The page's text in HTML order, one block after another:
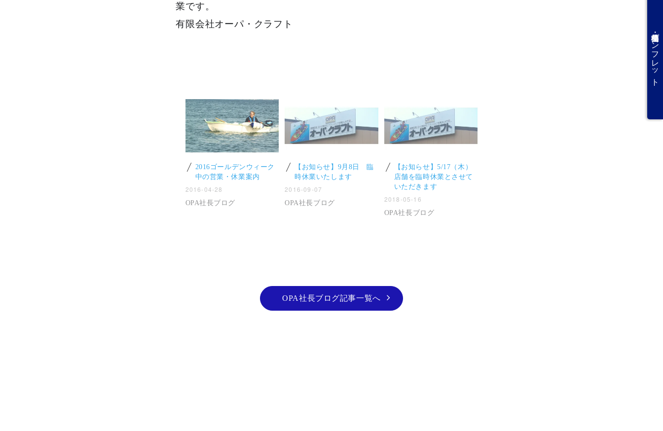
価格見積書・パンフレット
業です。
有限会社オーパ・クラフト
2016ゴールデンウィーク
中の営業・休業案内
2016-04-28
OPA社長ブログ
【お知らせ】9月8日 臨
時休業いたします
2016-09-07
OPA社長ブログ
【お知らせ】5/17（木）
店舗を臨時休業とさせて
いただきます
2018-05-16
OPA社長ブログ
OPA社長ブログ記事一覧へ